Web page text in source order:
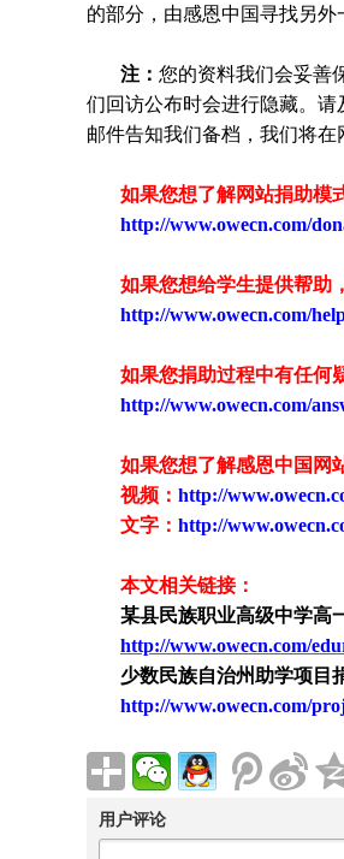
的部分，由感恩中国寻找另外
注： 您的资料我们会妥善
们回访公布时会进行隐藏。
邮件告知我们备档，我们将在
如果您想了解网站捐助模
http://www.owecn.com/
如果您想给学生提供帮助
http://www.owecn.com/
如果您捐助过程中有任何
http://www.owecn.com/
如果您想了解感恩中国网
视频： http://
文字： http://
本文相关链接：
某县民族职业高级中学高
http://www.owecn.com/
少数民族自治州助学项目
http://www.owecn.com/
用户评论